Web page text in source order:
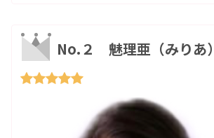
No.２ 魅理亜（みりあ